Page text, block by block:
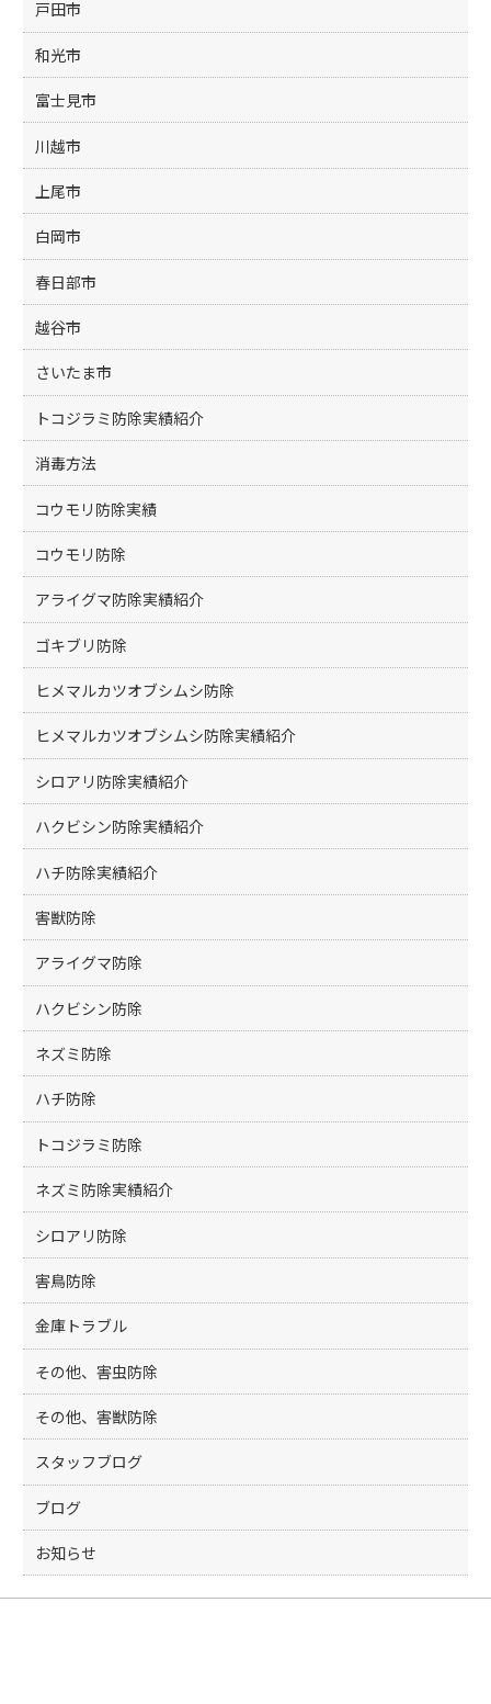
戸田市
和光市
富士見市
川越市
上尾市
白岡市
春日部市
越谷市
さいたま市
トコジラミ防除実績紹介
消毒方法
コウモリ防除実績
コウモリ防除
アライグマ防除実績紹介
ゴキブリ防除
ヒメマルカツオブシムシ防除
ヒメマルカツオブシムシ防除実績紹介
シロアリ防除実績紹介
ハクビシン防除実績紹介
ハチ防除実績紹介
害獣防除
アライグマ防除
ハクビシン防除
ネズミ防除
ハチ防除
トコジラミ防除
ネズミ防除実績紹介
シロアリ防除
害鳥防除
金庫トラブル
その他、害虫防除
その他、害獣防除
スタッフブログ
ブログ
お知らせ